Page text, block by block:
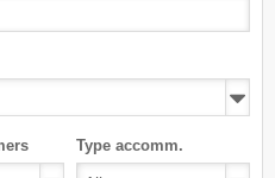
Type accomm.